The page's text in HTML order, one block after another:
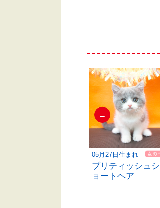
←
05月27日生まれ
ブリティッシュシ
ョートヘア